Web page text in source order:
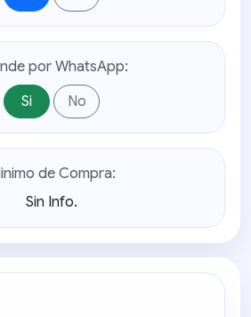
por WhatsApp:
Si
No
de Compra:
Sin Info.